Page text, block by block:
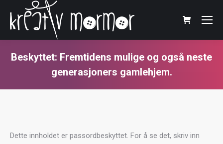
Beskyttet: Fremtidens mulige og også neste
generasjoners gamlehjem.
Dette innholdet er passordbeskyttet. For å se det, skriv inn